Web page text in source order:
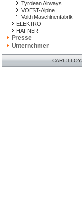
Tyrolean Airways
VOEST-Alpine
Voith Maschinenfabrik
ELEKTRO
HAFNER
Presse
Unternehmen
CARLO-